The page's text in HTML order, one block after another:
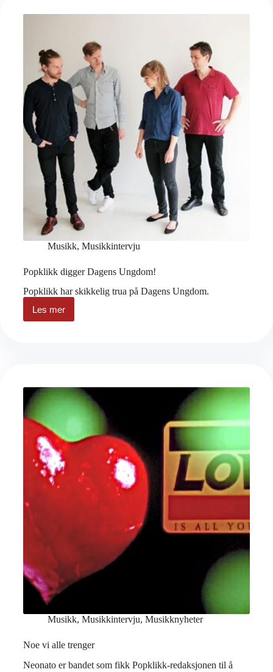
Musikk, Musikkintervju
Popklikk digger Dagens Ungdom!
Popklikk har skikkelig trua på Dagens Ungdom.
Les mer
Popklikk
digger
Musikk, Musikkintervju, Musikknyheter
Noe vi alle trenger
Neonato er bandet som fikk Popklikk-redaksjonen til å